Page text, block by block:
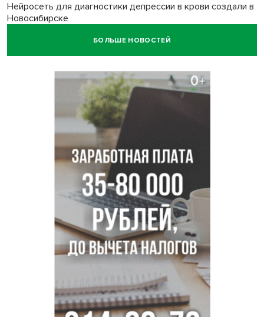
Нейросеть для диагностики депрессии в крови создали в
Новосибирске
БОЛЬШЕ НОВОСТЕЙ